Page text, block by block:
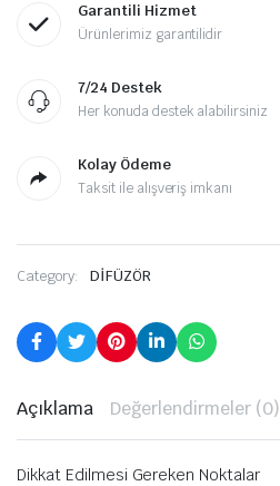
Garantili Hizmet
Ürünlerimiz garantilidir
7/24 Destek
Her konuda destek alabilirsiniz
Kolay Ödeme
Taksit ile alışveriş imkanı
Category: DİFÜZÖR
Açıklama Değerlendirmeler (0)
Dikkat Edilmesi Gereken Noktalar